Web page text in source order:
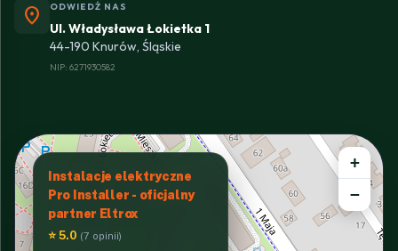
location_on ODWIEDŹ NAS
Ul. Władysława Łokietka 1
44-190 Knurów, Śląskie
NIP: 6271930582
Instalacje elektryczne
Pro Installer - oficjalny
partner Eltrox
⭐ 5.0 (7 opinii)
+
−